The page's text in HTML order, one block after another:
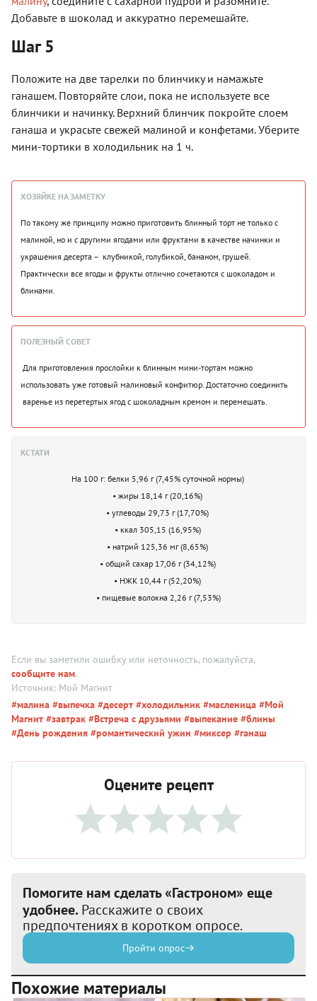
Добавьте в шоколад и аккуратно перемешайте.
Шаг 5
Положите на две тарелки по блинчику и намажьте
ганашем. Повторяйте слои, пока не используете все
блинчики и начинку. Верхний блинчик покройте слоем
ганаша и украсьте свежей малиной и конфетами. Уберите
мини-тортики в холодильник на 1 ч.
ХОЗЯЙКЕ НА ЗАМЕТКУ
По такому же принципу можно приготовить блинный торт не только с
малиной, но и с другими ягодами или фруктами в качестве начинки и
украшения десерта – клубникой, голубикой, бананом, грушей.
Практически все ягоды и фрукты отлично сочетаются с шоколадом и
блинами.
ПОЛЕЗНЫЙ СОВЕТ
Для приготовления прослойки к блинным мини-тортам можно
использовать уже готовый малиновый конфитюр. Достаточно соединить
варенье из перетертых ягод с шоколадным кремом и перемешать.
КСТАТИ
На 100 г: белки 5,96 г (7,45% суточной нормы)
• жиры 18,14 г (20,16%)
• углеводы 29,73 г (17,70%)
• ккал 305,15 (16,95%)
• натрий 125,36 мг (8,65%)
• общий сахар 17,06 г (34,12%)
• НЖК 10,44 г (52,20%)
• пищевые волокна 2,26 г (7,53%)
Если вы заметили ошибку или неточность, пожалуйста,
сообщите нам.
Источник: Мой Магнит
#малина #выпечка #десерт #холодильник #масленица #Мой
Магнит #завтрак #Встреча с друзьями #выпекание #блины
#День рождения #романтический ужин #миксер #ганаш
Оцените рецепт
Помогите нам сделать «Гастроном» еще
удобнее. Расскажите о своих
предпочтениях в коротком опросе.
Пройти опрос
Похожие материалы